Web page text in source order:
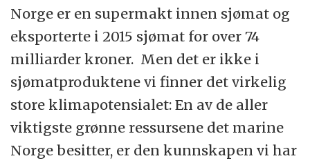
Norge er en supermakt innen sjømat og
eksporterte i 2015 sjømat for over 74
milliarder kroner. Men det er ikke i
sjømatproduktene vi finner det virkelig
store klimapotensialet: En av de aller
viktigste grønne ressursene det marine
Norge besitter, er den kunnskapen vi har